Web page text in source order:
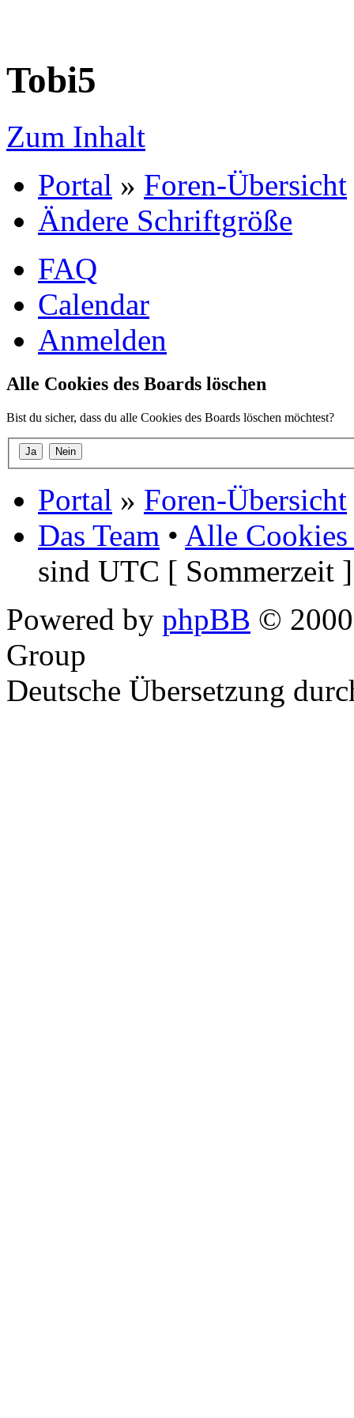
Tobi5
Zum Inhalt
Portal » Foren-Übersicht
Ändere Schriftgröße
FAQ
Calendar
Anmelden
Alle Cookies des Boards löschen
Bist du sicher, dass du alle Cookies des Boards löschen möchtest?
Portal » Foren-Übersicht
Das Team • Alle Cookies
sind UTC [ Sommerzeit ]
Powered by phpBB ©
Group
Deutsche Übersetzung